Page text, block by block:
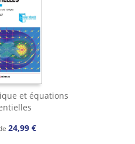
et équations
24,99 €